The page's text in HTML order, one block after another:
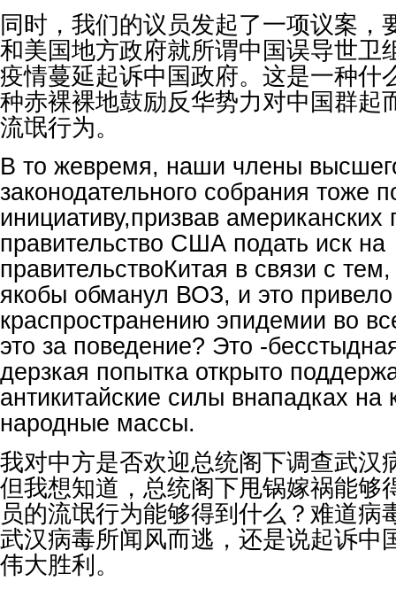
同时，我们的议员发起了一项议案，
和美国地方政府就所谓中国误导世卫
疫情蔓延起诉中国政府。这是一种什
种赤裸裸地鼓励反华势力对中国群起
流氓行为。
В то жевремя, наши члены
законодательного собрания тоже
инициативу,призвав американских
правительство США подать иск на
правительствоКитая в связи с
якобы обманул ВОЗ, и это привело
краспространению эпидемии во
это за поведение? Это -
дерзкая попытка открыто
антикитайские силы внападках на
народные массы.
我对中方是否欢迎总统阁下调查武汉
但我想知道，总统阁下甩锅嫁祸能够
员的流氓行为能够得到什么？难道病
武汉病毒所闻风而逃，还是说起诉中
伟大胜利。